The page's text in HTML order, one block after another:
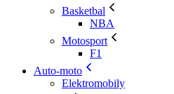
Basketbal
NBA
Motosport
F1
Auto-moto
Elektromobily